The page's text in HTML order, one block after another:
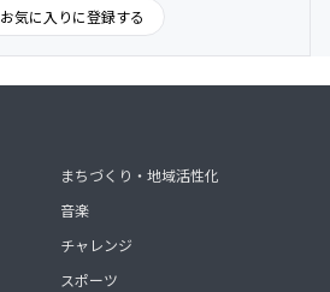
お気に入りに登録する
まちづくり・地域活性化
音楽
チャレンジ
スポーツ